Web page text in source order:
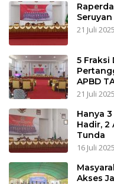
Seruyan
21 Juli 2025
5 Fraksi
APBD
21 Juli 2025
Hanya
Hadir, 2
Tunda
16 Juli 2025
Akses